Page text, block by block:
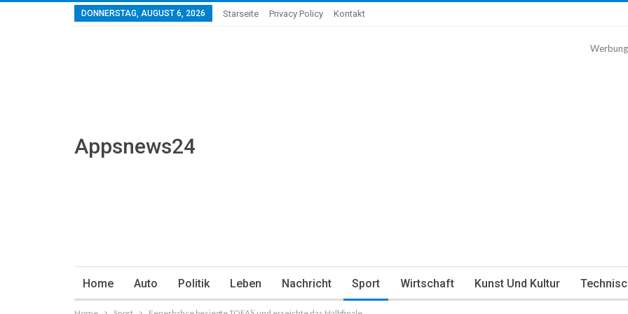
DONNERSTAG, AUGUST 6, 2026 Starseite Privacy Policy Kontakt
Appsnews24
Werbung
Home Auto Politik Leben Nachricht Sport Wirtschaft Kunst Und Kultur